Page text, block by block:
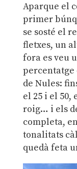
Aparque el
primer
se sosté el
fletxes, un
fora es veu
percentatge
de Nules:
el 25 i el 50,
roig… i els
completa,
tonalitats
quedà feta